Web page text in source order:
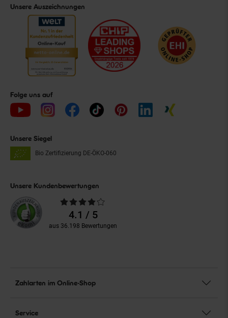
Unsere Auszeichnungen
Folge uns auf
Unsere Siegel
Bio Zertifizierung DE-ÖKO-060
Unsere Kundenbewertungen
Durchschnittliche
Bewertungen4.1 / 5
aus 36.198 Bewertungen
Zahlarten im Online-Shop
Service